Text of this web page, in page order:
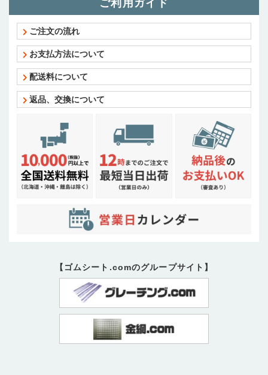
ご利用ガイド
ご注文の流れ
お支払方法について
配送料について
返品、交換について
【ゴムシート.comのグループサイト】